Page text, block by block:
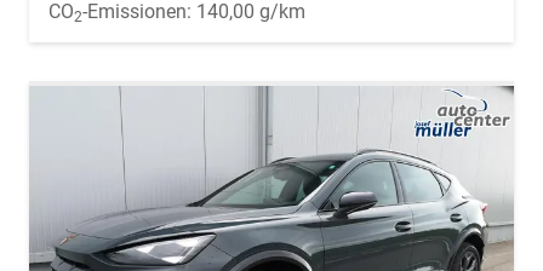
CO2-Emissionen: 140,00 g/km